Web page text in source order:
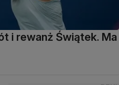
i rewanż Świątek. Ma